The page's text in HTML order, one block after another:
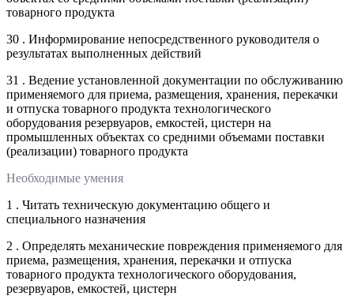
товарного продукта
30 . Информирование непосредственного руководителя о
результатах выполненных действий
31 . Ведение установленной документации по обслуживанию
применяемого для приема, размещения, хранения, перекачки
и отпуска товарного продукта технологического
оборудования резервуаров, емкостей, цистерн на
промышленных объектах со средними объемами поставки
(реализации) товарного продукта
Необходимые умения
1 . Читать техническую документацию общего и
специального назначения
2 . Определять механические повреждения применяемого для
приема, размещения, хранения, перекачки и отпуска
товарного продукта технологического оборудования,
резервуаров, емкостей, цистерн